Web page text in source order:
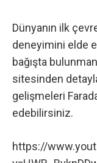
Dünyanın ilk
deneyimini elde
bağışta
sitesinden
gelişmeleri
edebilirsiniz.
https://